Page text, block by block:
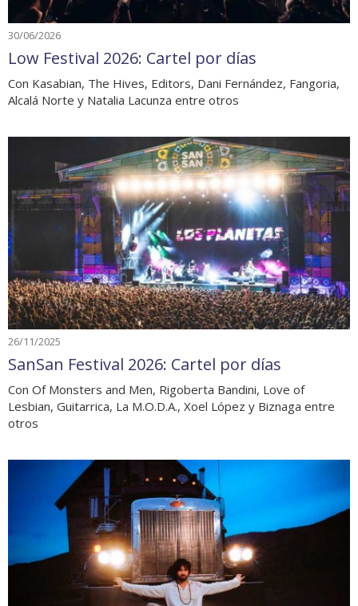
30/06/2026
Low Festival 2026: Cartel por días
Con Kasabian, The Hives, Editors, Dani Fernández, Fangoria,
Alcalá Norte y Natalia Lacunza entre otros
26/11/2025
SanSan Festival 2026: Cartel por días
Con Of Monsters and Men, Rigoberta Bandini, Love of
Lesbian, Guitarrica, La M.O.D.A., Xoel López y Biznaga entre
otros